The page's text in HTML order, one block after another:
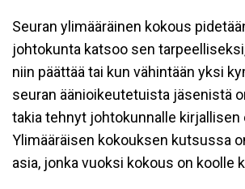
Seuran ylimääräinen kokous
johtokunta katsoo sen
niin päättää tai kun vähintään yksi
seuran äänioikeutetuista jäsenistä
takia tehnyt johtokunnalle kirjallisen
Ylimääräisen kokouksen kutsussa
asia, jonka vuoksi kokous on koolle